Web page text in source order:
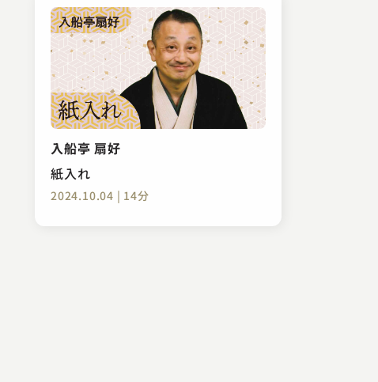
入船亭 扇好
紙入れ
2024.10.04 | 14分